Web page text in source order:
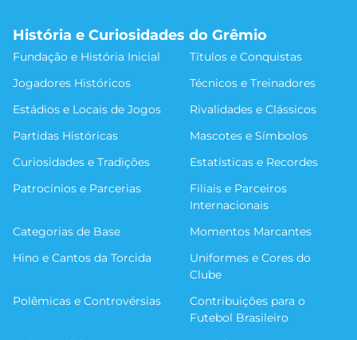
História e Curiosidades do Grêmio
Fundação e História Inicial
Títulos e Conquistas
Jogadores Históricos
Técnicos e Treinadores
Estádios e Locais de Jogos
Rivalidades e Clássicos
Partidas Históricas
Mascotes e Símbolos
Curiosidades e Tradições
Estatísticas e Recordes
Patrocínios e Parcerias
Filiais e Parceiros
Internacionais
Categorias de Base
Momentos Marcantes
Hino e Cantos da Torcida
Uniformes e Cores do
Clube
Polêmicas e Controvérsias
Contribuições para o
Futebol Brasileiro